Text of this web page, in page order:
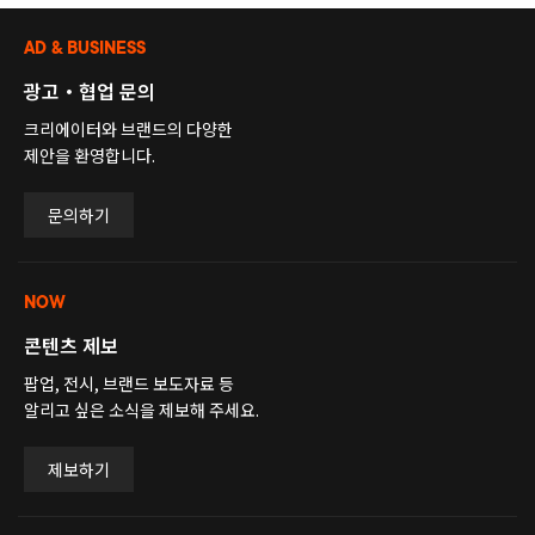
AD & BUSINESS
광고・협업 문의
크리에이터와 브랜드의 다양한
제안을 환영합니다.
문의하기
NOW
콘텐츠 제보
팝업, 전시, 브랜드 보도자료 등
알리고 싶은 소식을 제보해 주세요.
제보하기